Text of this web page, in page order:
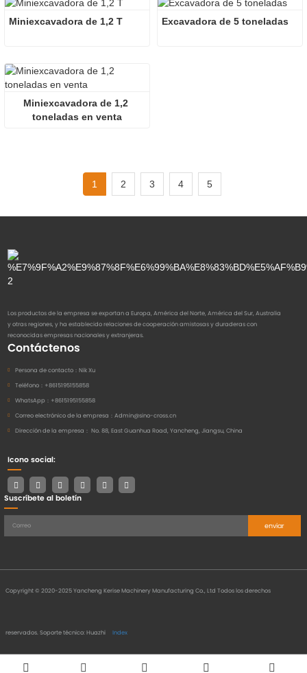
Miniexcavadora de 1,2 T Excavadora de 5 toneladas
Miniexcavadora de 1,2
toneladas en venta
1 2 3 4 5
Los productos de la empresa se exportan a Europa, América del Norte, América del Sur, Australia
y otras regiones, y ha establecido relaciones de cooperación amistosas y duraderas con
reconocidas empresas nacionales y extranjeras.
Contáctenos
Persona de contacto： Nik Xu
Teléfono： +8615195155858
WhatsApp： +8615195155858
Correo electrónico de la empresa： Admin@sino-cross.cn
Dirección de la empresa： No. 88, East Guanhua Road, Yancheng, Jiangsu, China
Icono social:
Suscríbete al boletín
enviar
Copyright © 2020-2025 Yancheng Kerise Machinery Manufacturing Co., Ltd Todos los derechos
reservados.Soporte técnico: Huazhi Index